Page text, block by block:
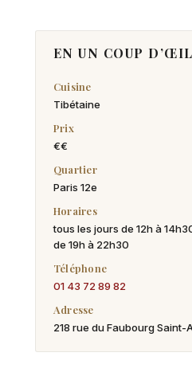
EN UN COUP D’ŒIL
Cuisine
Tibétaine
Prix
€€
Quartier
Paris 12e
Horaires
tous les jours de 12h à
de 19h à 22h30
Téléphone
01 43 72 89 82
Adresse
218 rue du Faubourg Saint-